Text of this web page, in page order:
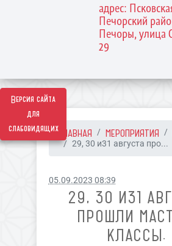
Версия сайта
для
слабовидящих
адрес:
Печорский
Печоры, улица
29
ГЛАВНАЯ МЕРОПРИЯТИЯ
29, 30 и31 августа про...
05.09.2023 08:39
29, 30 И31
ПРОШЛИ
КЛАССЫ.